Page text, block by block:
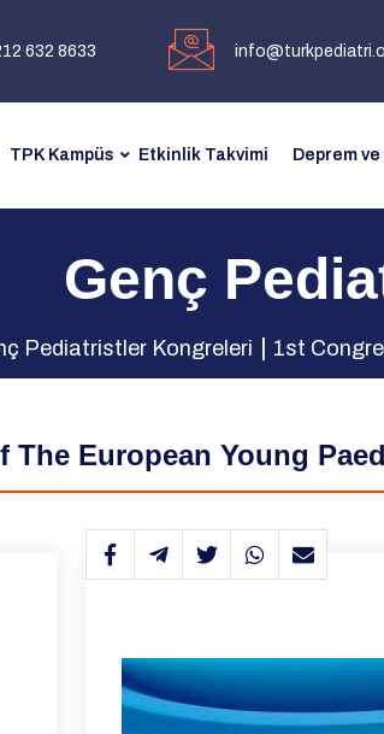
632 8633
TPK Kampüs Etkinlik Takvimi Deprem
Genç
Pediatristler Kongreleri 1st
The European Young